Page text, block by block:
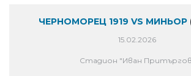
ЧЕРНОМОРЕЦ 1919 VS МИНЬОР
15.02.2026
Стадион "Иван